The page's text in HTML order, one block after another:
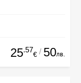
25.57
€ / 50лв.